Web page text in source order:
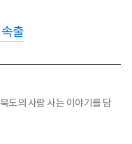
출
도의 사람 사는 이야기를 담